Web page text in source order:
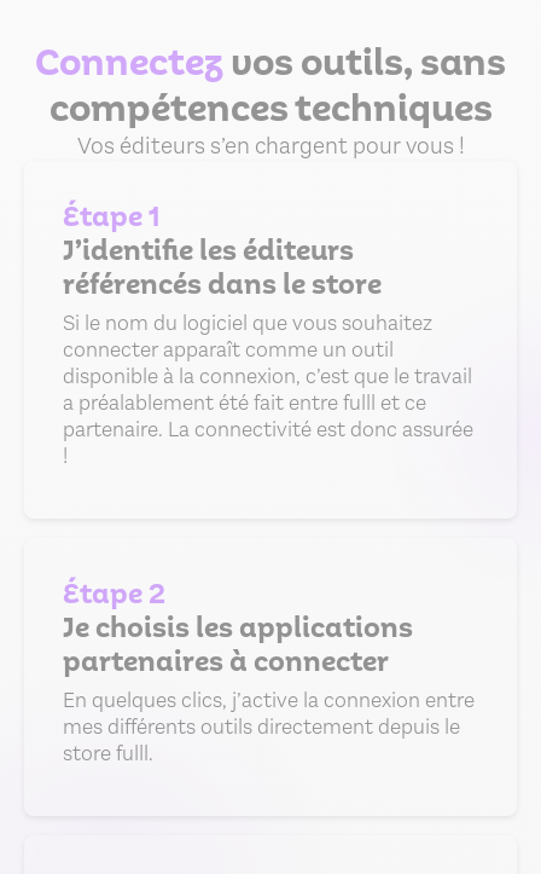
Connectezvos outils, sans
compétences techniques
Vos éditeurs s’en chargent pour vous !
Étape 1
J’identifie les éditeurs
référencés dans le store
Si le nom du logiciel que vous souhaitez
connecter apparaît comme un outil
disponible à la connexion, c’est que le travail
a préalablement été fait entre fulll et ce
partenaire. La connectivité est donc assurée
!
Étape 2
Je choisis les applications
partenaires à connecter
En quelques clics, j’active la connexion entre
mes différents outils directement depuis le
store fulll.